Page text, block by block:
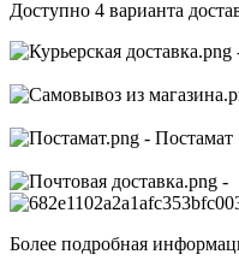
Доступно 4 варианта
- Постамат
-
Более подробная